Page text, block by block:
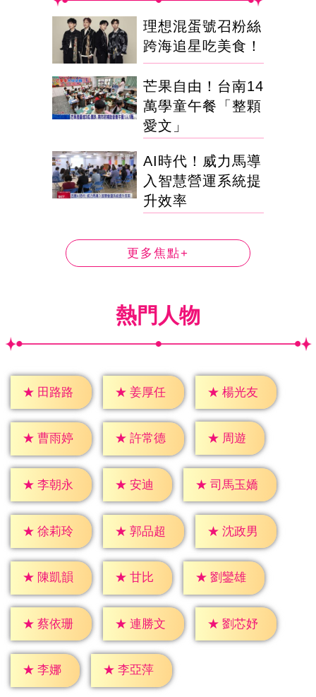
理想混蛋號召粉絲
跨海追星吃美食！
芒果自由！台南14
萬學童午餐「整顆
愛文」
AI時代！威力馬導
入智慧營運系統提
升效率
更多焦點+
熱門人物
★ 田路路 ★ 姜厚任 ★ 楊光友
★ 曹雨婷 ★ 許常德 ★ 周遊
★ 李朝永 ★ 安迪 ★ 司馬玉嬌
★ 徐莉玲 ★ 郭品超 ★ 沈政男
★ 陳凱韻 ★ 甘比 ★ 劉鑾雄
★ 蔡依珊 ★ 連勝文 ★ 劉芯妤
★ 李娜 ★ 李亞萍